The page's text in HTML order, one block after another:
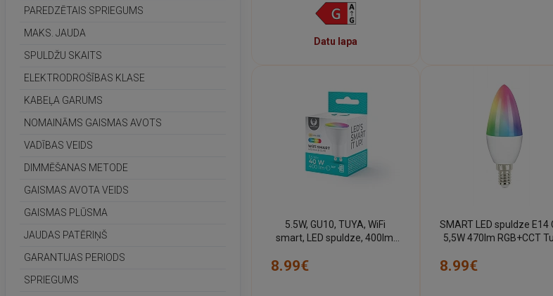
PAREDZĒTAIS SPRIEGUMS
MAKS. JAUDA
SPULDŽU SKAITS
ELEKTRODROŠĪBAS KLASE
KABEĻA GARUMS
NOMAINĀMS GAISMAS AVOTS
VADĪBAS VEIDS
DIMMĒŠANAS METODE
GAISMAS AVOTA VEIDS
GAISMAS PLŪSMA
JAUDAS PATĒRIŅŠ
GARANTIJAS PERIODS
SPRIEGUMS
Datu lapa
5.5W, GU10, TUYA, WiFi
smart, LED spuldze, 400lm,
8.99€
SMART LED spuldze E14
5,5W 470lm RGB+CCT
8.99€